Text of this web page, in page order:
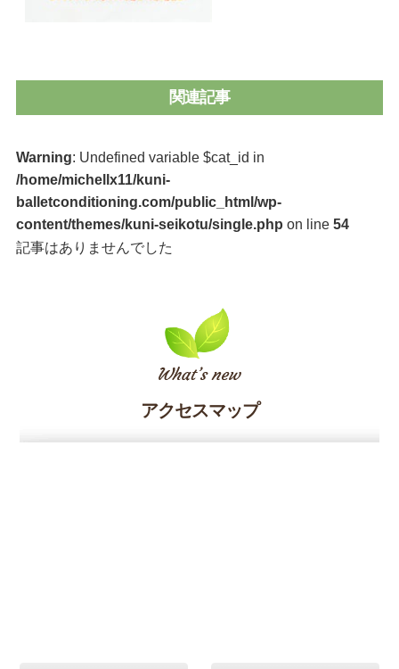
関連記事
Warning: Undefined variable $cat_id in
/home/michellx11/kuni-
balletconditioning.com/public_html/wp-
content/themes/kuni-seikotu/single.php on line 54
記事はありませんでした
アクセスマップ